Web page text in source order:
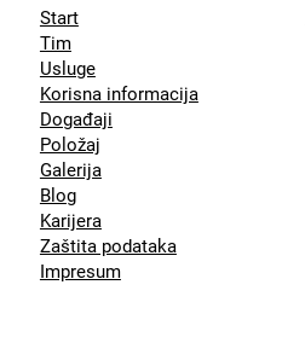
Start
Tim
Usluge
Korisna informacija
Događaji
Položaj
Galerija
Blog
Karijera
Zaštita podataka
Impresum